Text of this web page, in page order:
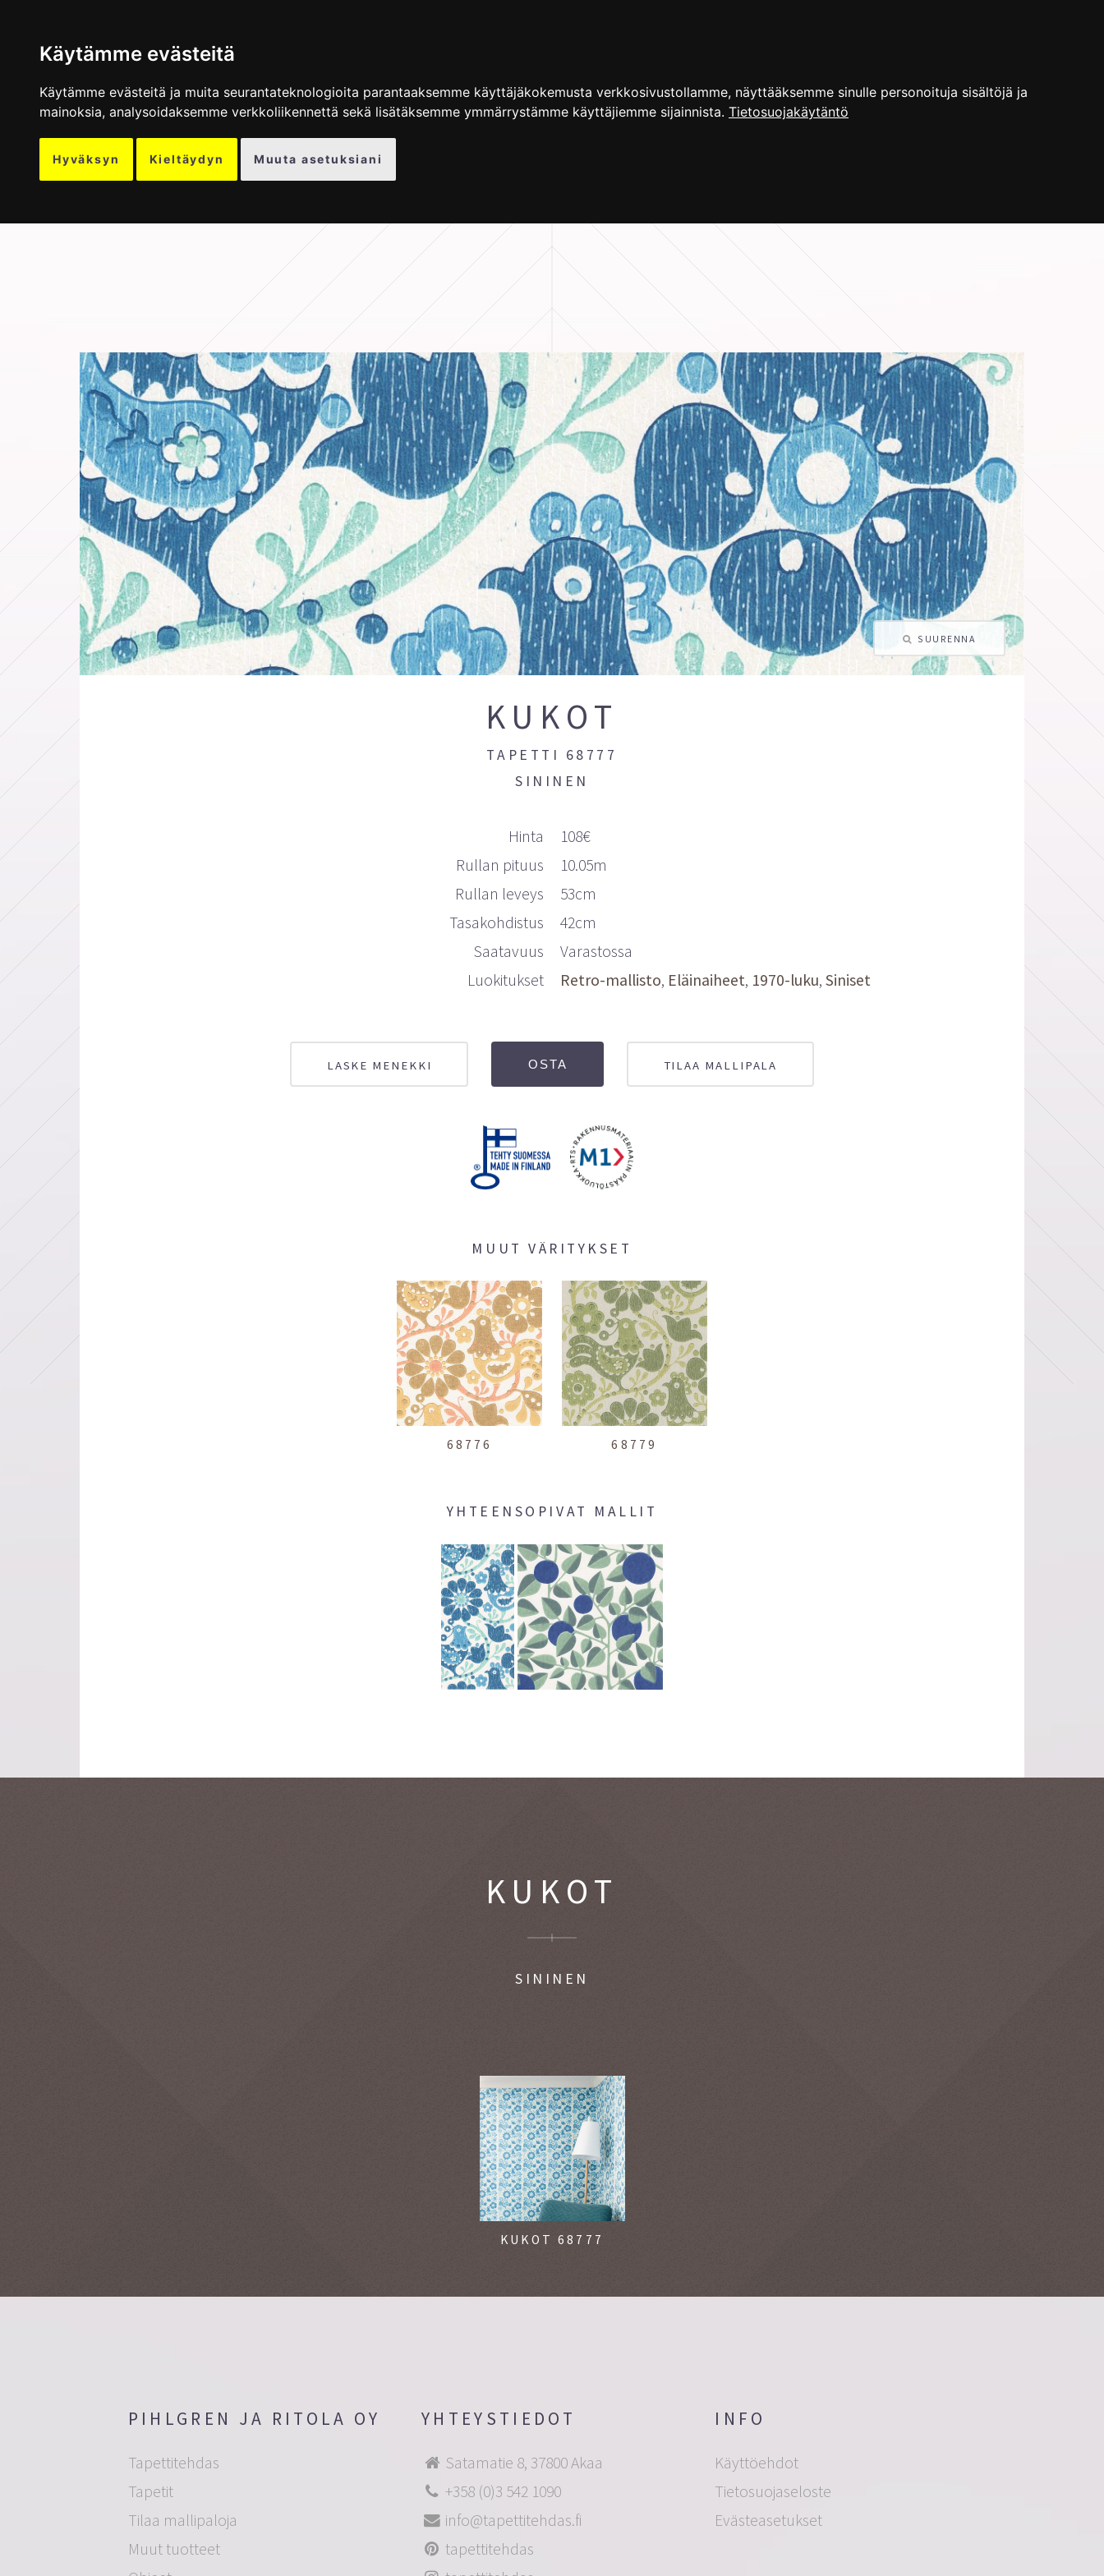
Käytämme evästeitä
Käytämme evästeitä ja muita seurantateknologioita parantaaksemme käyttäjäkokemusta verkkosivustollamme, näyttääksemme sinulle personoituja sisältöjä ja
mainoksia, analysoidaksemme verkkoliikennettä sekä lisätäksemme ymmärrystämme käyttäjiemme sijainnista. Tietosuojakäytäntö
Hyväksyn Kieltäydyn Muuta asetuksiani
SUURENNA
KUKOT
TAPETTI 68777
SININEN
Hinta
108€
Rullan pituus
10.05m
Rullan leveys
53cm
Tasakohdistus
42cm
Saatavuus
Varastossa
Luokitukset
Retro-mallisto Eläinaiheet 1970-luku Siniset
LASKE MENEKKI OSTA TILAA MALLIPALA
MUUT VÄRITYKSET
68776 68779
YHTEENSOPIVAT MALLIT
KUKOT
SININEN
KUKOT 68777
PIHLGREN JA RITOLA OY
Tapettitehdas
Tapetit
Tilaa mallipaloja
Muut tuotteet
YHTEYSTIEDOT
Satamatie 8, 37800 Akaa
+358 (0)3 542 1090
info@tapettitehdas.fi
tapettitehdas
INFO
Käyttöehdot
Tietosuojaseloste
Evästeasetukset